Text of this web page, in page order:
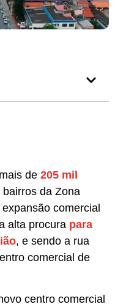
de 205 mil
da Zona
comercial
alta procura para
, e sendo a rua
comercial de
centro comercial